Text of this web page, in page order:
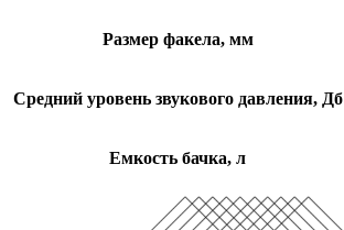
Размер факела, мм
Средний уровень звукового давления, Дб
Емкость бачка, л